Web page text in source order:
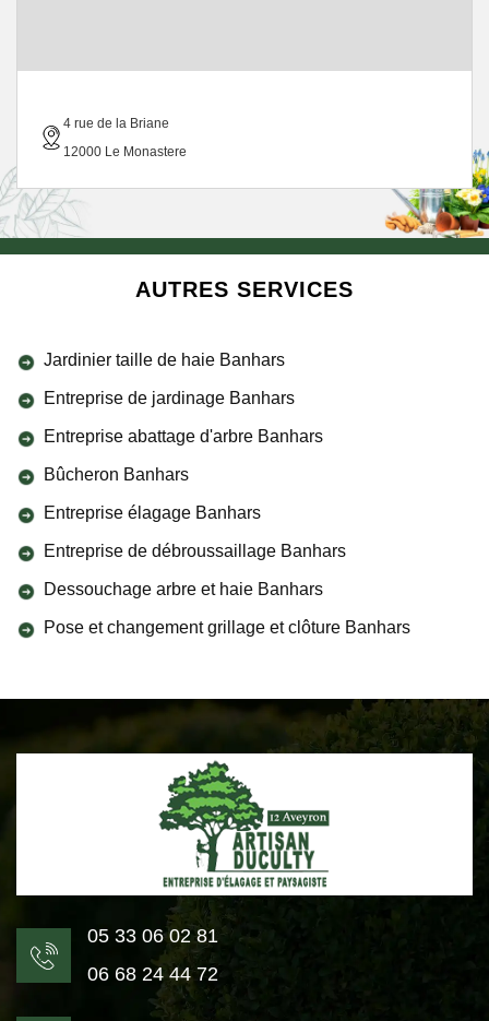
4 rue de la Briane
12000 Le Monastere
AUTRES SERVICES
Jardinier taille de haie Banhars
Entreprise de jardinage Banhars
Entreprise abattage d'arbre Banhars
Bûcheron Banhars
Entreprise élagage Banhars
Entreprise de débroussaillage Banhars
Dessouchage arbre et haie Banhars
Pose et changement grillage et clôture Banhars
05 33 06 02 81
06 68 24 44 72